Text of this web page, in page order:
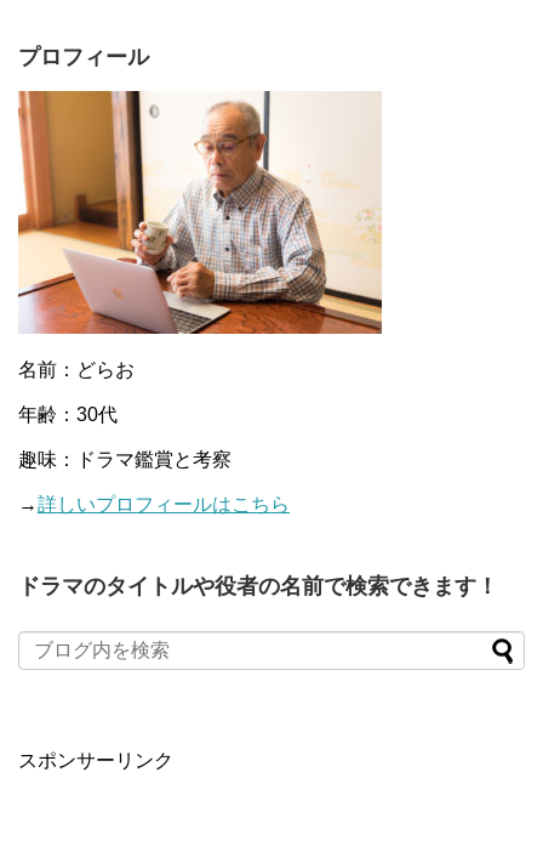
プロフィール
名前：どらお
年齢：30代
趣味：ドラマ鑑賞と考察
→詳しいプロフィールはこちら
ドラマのタイトルや役者の名前で検索できます！
スポンサーリンク